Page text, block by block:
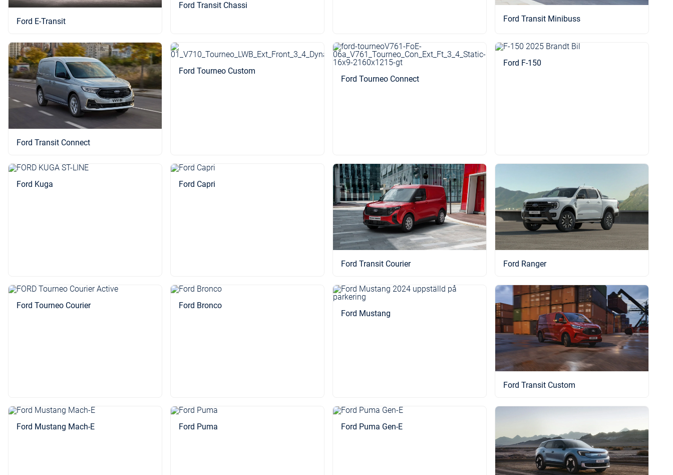
Ford E-Transit
Ford Transit Chassi
Ford Transit Minibuss
Ford Transit Connect
Ford Tourneo Custom
Ford Tourneo Connect
Ford F-150
Ford Kuga Ford Capri
Ford Transit Courier Ford Ranger
Ford Tourneo Courier
Ford Bronco
Ford Mustang
Ford Transit Custom
Ford Mustang Mach-E Ford Puma Ford Puma Gen-E